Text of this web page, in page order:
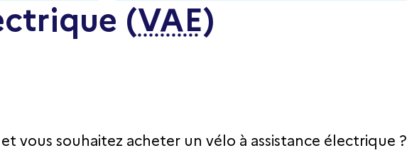
(VAE)
vous souhaitez acheter un vélo à assistance électrique ?